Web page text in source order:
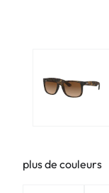
plus de couleurs